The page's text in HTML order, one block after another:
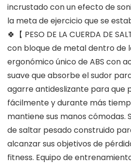
incrustado con un efecto de
la meta de ejercicio que se
🍀【 PESO DE LA CUERDA DE
con bloque de metal dentro de
ergonómico único de ABS con
suave que absorbe el sudor
agarre antideslizante para que
fácilmente y durante más
mantiene sus manos cómodas.
de saltar pesado construido
alcanzar sus objetivos de
fitness. Equipo de